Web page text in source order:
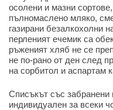
осолени и мазни
пълномаслено мляко,
газирани безалкохолни
перленият ечемик са
ръженият хляб не се
не по-рано от ден след
на сорбитол и аспартам
Списъкът със забранени
индивидуален за всеки